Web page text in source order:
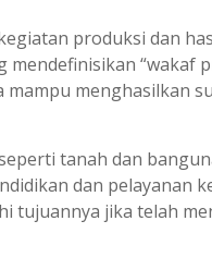
produksi dan
“wakaf
menghasilkan
tanah dan
dan pelayanan
tujuannya jika telah